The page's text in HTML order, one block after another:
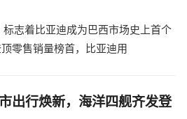
志着比亚迪成为巴西市场史上首个
零售销量榜首，比亚迪用
出行焕新，海洋四舰齐发登